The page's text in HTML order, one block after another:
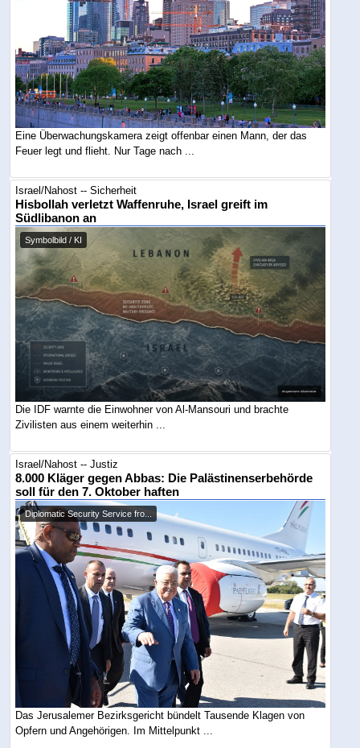
Eine Überwachungskamera zeigt offenbar einen Mann, der das
Feuer legt und flieht. Nur Tage nach ...
Israel/Nahost -- Sicherheit
Hisbollah verletzt Waffenruhe, Israel greift im
Südlibanon an
Symbolbild / KI
Die IDF warnte die Einwohner von Al-Mansouri und brachte
Zivilisten aus einem weiterhin ...
Israel/Nahost -- Justiz
8.000 Kläger gegen Abbas: Die Palästinenserbehörde
soll für den 7. Oktober haften
Diplomatic Security Service fro...
Das Jerusalemer Bezirksgericht bündelt Tausende Klagen von
Opfern und Angehörigen. Im Mittelpunkt ...